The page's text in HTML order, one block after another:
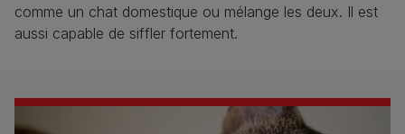
comme un chat domestique ou mélange les deux. Il est
aussi capable de siffler fortement.